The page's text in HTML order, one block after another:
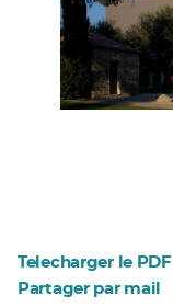
Telecharger le PDF
Partager par mail